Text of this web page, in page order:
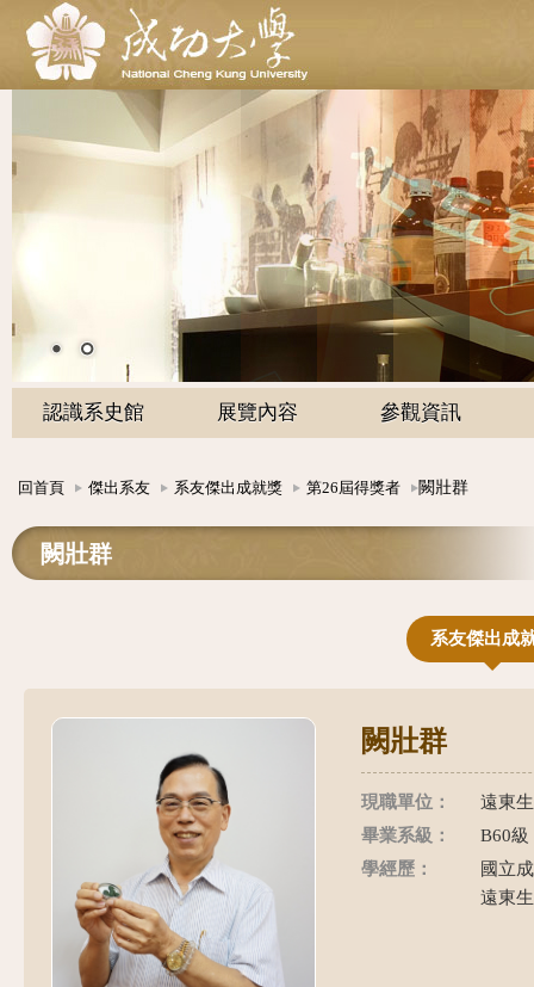
認識系史館 展覽內容 參觀資訊
回首頁 傑出系友 系友傑出成就獎 第26屆得獎者 闕壯群
闕壯群
系友傑出成
闕壯群
現職單位：
遠東
畢業系級：
B60級
學經歷：
國立
遠東